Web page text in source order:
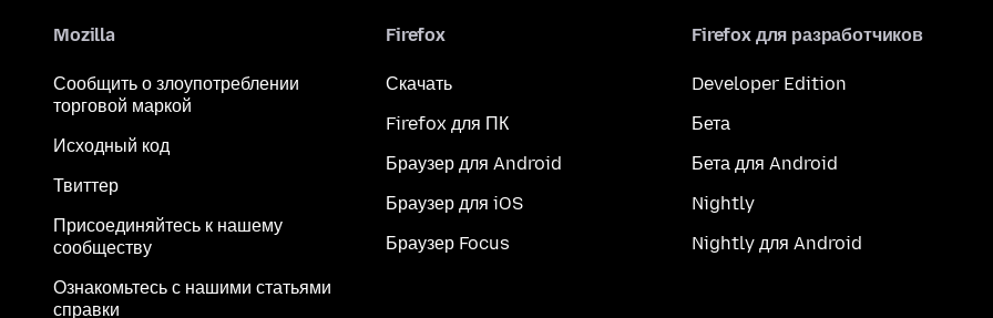
Mozilla
Сообщить о злоупотреблении
торговой маркой
Исходный код
Твиттер
Присоединяйтесь к нашему
сообществу
Ознакомьтесь с нашими статьями
справки
Firefox
Скачать
Firefox для ПК
Браузер для Android
Браузер для iOS
Браузер Focus
Firefox для разработчиков
Developer Edition
Бета
Бета для Android
Nightly
Nightly для Android